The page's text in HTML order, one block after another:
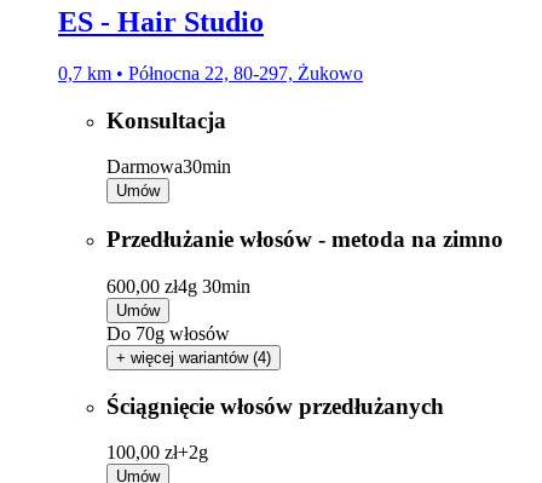
ES - Hair Studio
0,7 km • Północna 22, 80-297, Żukowo
Konsultacja
Darmowa30min
Umów
Przedłużanie włosów - metoda na zimno
600,00 zł4g 30min
Umów
Do 70g włosów
+ więcej wariantów (4)
Ściągnięcie włosów przedłużanych
100,00 zł+2g
Umów